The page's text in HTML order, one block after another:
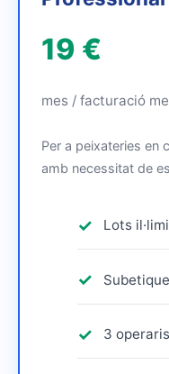
19 €
mes / facturació
Per a peixateries en
amb necessitat de
Lots
3 operaris